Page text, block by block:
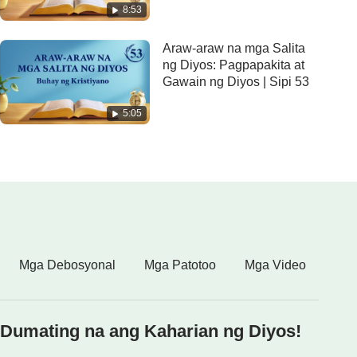
8:53
5:05
Araw-araw na mga Salita
ng Diyos: Pagpapakita at
Gawain ng Diyos | Sipi 53
Mga Debosyonal Mga Patotoo Mga Video
Dumating na ang Kaharian ng Diyos!